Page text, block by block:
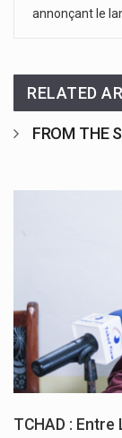
annonçant le
RELATED
FROM THE
TCHAD : Entre